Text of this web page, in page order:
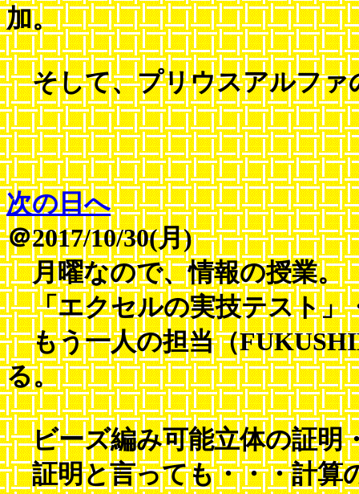
加。
そして、プリウスアルファ
次の日へ
＠2017/10/30(月)
月曜なので、情報の授業。
「エクセルの実技テスト」
もう一人の担当（
る。
ビーズ編み可能立体の証明
証明と言っても・・・計算